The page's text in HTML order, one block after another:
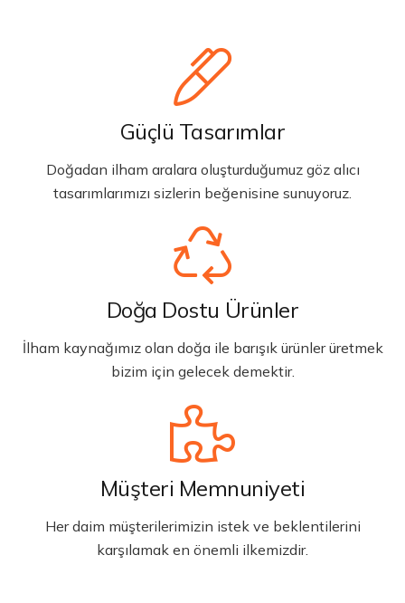
Güçlü Tasarımlar
Doğadan ilham aralara oluşturduğumuz göz alıcı
tasarımlarımızı sizlerin beğenisine sunuyoruz.
Doğa Dostu Ürünler
İlham kaynağımız olan doğa ile barışık ürünler üretmek
bizim için gelecek demektir.
Müşteri Memnuniyeti
Her daim müşterilerimizin istek ve beklentilerini
karşılamak en önemli ilkemizdir.